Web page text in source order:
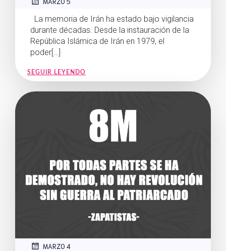
La memoria de Irán ha estado bajo vigilancia
durante décadas. Desde la instauración de la
República Islámica de Irán en 1979, el
poder[…]
SEGUIR LEYENDO
MARZO 4